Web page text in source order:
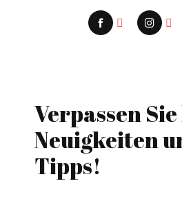
Verpassen
Neuigkeiten
Tipps!